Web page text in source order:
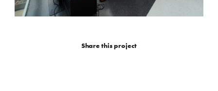
Share this project